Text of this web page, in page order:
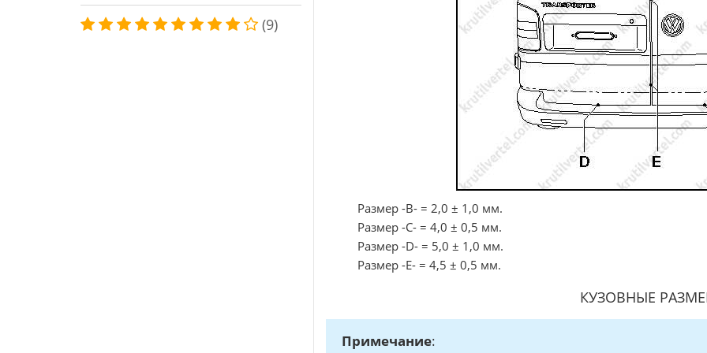
(9)
Размер -В- = 2,0 ± 1,0 мм.
Размер -С- = 4,0 ± 0,5 мм.
Размер -D- = 5,0 ± 1,0 мм.
Размер -Е- = 4,5 ± 0,5 мм.
КУЗОВНЫЕ
Примечание: